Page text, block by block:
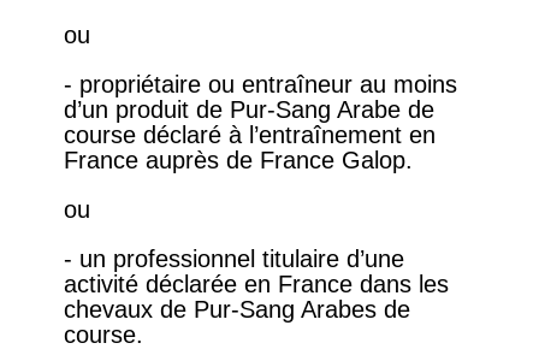
ou
- propriétaire ou entraîneur au moins
d’un produit de Pur-Sang Arabe de
course déclaré à l’entraînement en
France auprès de France Galop.
ou
- un professionnel titulaire d’une
activité déclarée en France dans les
chevaux de Pur-Sang Arabes de
course.